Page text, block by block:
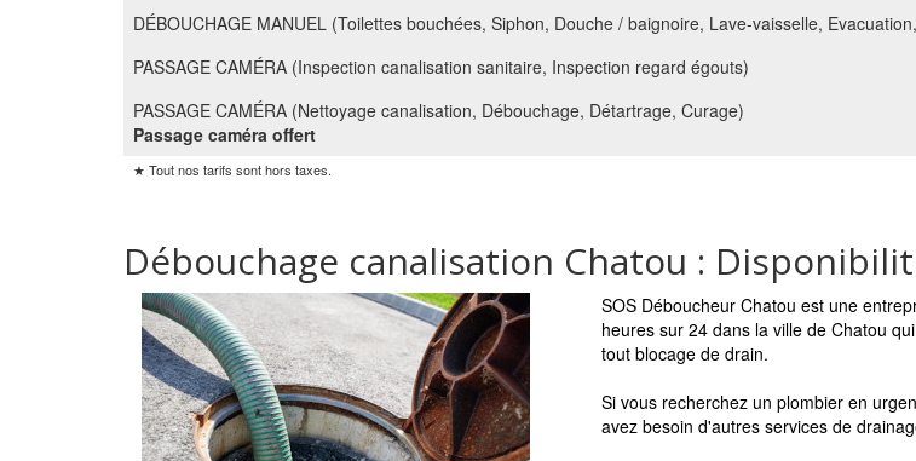
DÉBOUCHAGE MANUEL (Toilettes bouchées, Siphon, Douche / baignoire, Lave-vaisselle,
PASSAGE CAMÉRA (Inspection canalisation sanitaire, Inspection regard égouts)
PASSAGE CAMÉRA (Nettoyage canalisation, Débouchage, Détartrage, Curage)
Passage caméra offert
★ Tout nos tarifs sont hors taxes.
Débouchage canalisation Chatou :
SOS Déboucheur Chatou est une
heures sur 24 dans la ville de Chatou
tout blocage de drain.
Si vous recherchez un plombier en
avez besoin d'autres services de